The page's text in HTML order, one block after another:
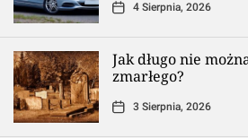
4 Sierpnia, 2026
Jak długo nie
zmarłego?
3 Sierpnia, 2026